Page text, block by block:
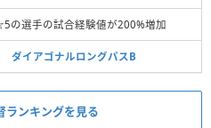
の選手の試合経験値が200%増加
ダイアゴナルロングパスB
ンキングを見る